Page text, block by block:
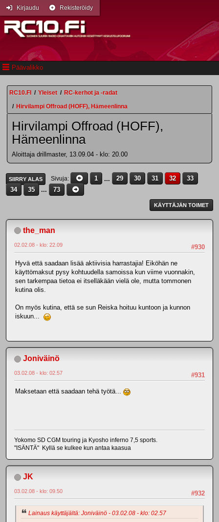
Päävalikko
Kirjaudu Rekisteröidy
RC10.FI / Yleiset / RC-kerhot ja -radat
/ Hirvilampi Offroad (HOFF), Hämeenlinna
Hirvilampi Offroad (HOFF),
Hämeenlinna
Aloittaja drillmaster, 13.09.04 - klo: 20.00
SIIRRY ALAS Sivuja 1 ... 29 30 31 32
33
34
35 ... 73
KÄYTTÄJÄN TOIMET
the_man
#930
02.02.08 - klo: 22.09
Hyvä että saadaan lisää aktiivisia harrastajia! Eiköhän ne
käyttömaksut pysy kohtuudella samoissa kun viime vuonnakin,
sen tarkempaa tietoa ei itselläkään vielä ole, mutta tommonen
kutina olis.
On myös kutina, että se sun Reiska hoituu kuntoon ja kunnon
iskuun...
Joniväinö
#931
03.02.08 - klo: 02.57
Maksetaan että saadaan tehä työtä...
Yokomo SD CGM touring ja Kyosho inferno 7,5 sports.
"ISÄNTÄ" Kyllä se kulkee kun antaa kaasua
JK
#932
03.02.08 - klo: 09.50
Lainaus käyttäjältä: Joniväinö - 03.02.08 - klo: 02.57